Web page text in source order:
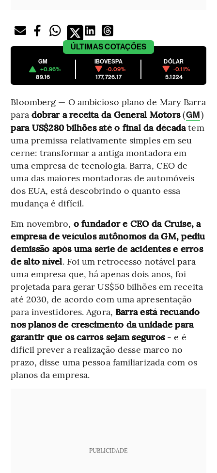
ÚLTIMASCOTAÇÕES
GM
+0.96%
89.16
IBOVESPA
-0.09%
177,726.17
DÓLAR
-0.11%
5.1224
Bloomberg — O ambicioso plano de Mary Barra
para dobrar a receita da General Motors(GM)
para US$280 bilhões até o final da décadatem
uma premissa relativamente simples em seu
cerne: transformar a antiga montadora em
uma empresa de tecnologia. Barra, CEO de
uma das maiores montadoras de automóveis
dos EUA, está descobrindo o quanto essa
mudança é difícil.
Em novembro, o fundador e CEO da Cruise, a
empresa de veículos autônomos da GM, pediu
demissão após uma série de acidentes e erros
de alto nível. Foi um retrocesso notável para
uma empresa que, há apenas dois anos, foi
projetada para gerar US$50 bilhões em receita
até 2030, de acordo com uma apresentação
para investidores. Agora, Barra está recuando
nos planos de crescimento da unidade para
garantir que os carros sejam seguros- e é
difícil prever a realização desse marco no
prazo, disse uma pessoa familiarizada com os
planos da empresa.
PUBLICIDADE